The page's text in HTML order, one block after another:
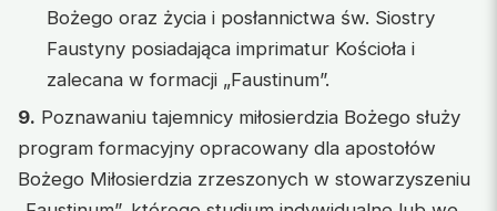
Bożego oraz życia i posłannictwa św. Siostry
Faustyny posiadająca imprimatur Kościoła i
zalecana w formacji „Faustinum”.
9. Poznawaniu tajemnicy miłosierdzia Bożego służy
program formacyjny opracowany dla apostołów
Bożego Miłosierdzia zrzeszonych w stowarzyszeniu